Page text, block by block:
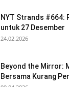
NYT Strands #664:
untuk 27 Desember
24.02.2026
Beyond the Mirror:
Bersama Kurang